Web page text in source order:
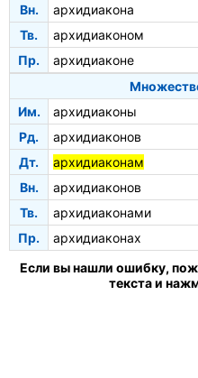
Вн.
архидиакона
Тв.
архидиаконом
Пр.
архидиаконе
Им.
архидиаконы
Рд.
архидиаконов
Дт.
архидиаконам
Вн.
архидиаконов
Тв.
архидиаконами
Пр.
архидиаконах
Если вы нашли ошибку,
текста и